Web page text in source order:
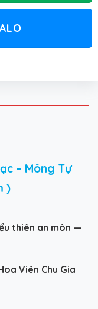
– Mông Tự
)
thiên an môn —
Viên Chu Gia